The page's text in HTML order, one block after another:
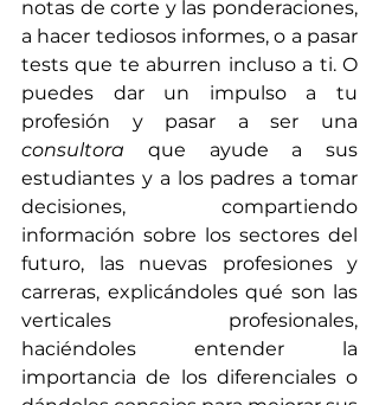
notas de corte y las ponderaciones,
a hacer tediosos informes, o a pasar
tests que te aburren incluso a ti. O
puedes dar un impulso a tu
consultora que ayude a sus
estudiantes y a los padres a tomar
decisiones, compartiendo
información sobre los sectores del
futuro, las nuevas profesiones y
carreras, explicándoles qué son las
verticales profesionales,
haciéndoles entender la
importancia de los diferenciales o